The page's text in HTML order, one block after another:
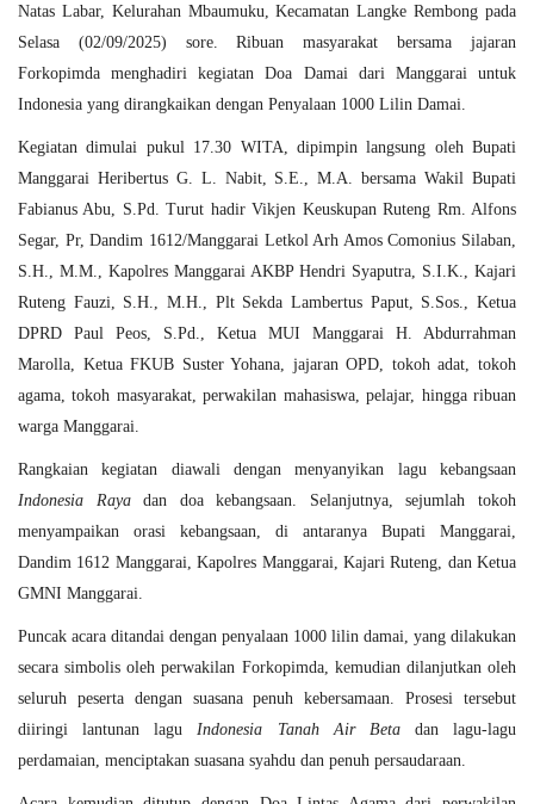
Natas Labar, Kelurahan Mbaumuku, Kecamatan Langke Rembong pada
Selasa (02/09/2025) sore. Ribuan masyarakat bersama jajaran
Forkopimda menghadiri kegiatanDoa Damai dari Manggarai untuk
Indonesia yang dirangkaikan dengan Penyalaan 1000 Lilin Damai
Kegiatan dimulai pukul 17.30 WITA, dipimpin langsung oleh Bupati
Manggarai Heribertus G. L. Nabit, S.E., M.A.
bersama Wakil Bupati
Fabianus Abu, S.Pd.
Turut hadir Vikjen Keuskupan Ruteng Rm. Alfons
Segar, Pr, Dandim 1612/Manggarai Letkol Arh Amos Comonius Silaban,
S.H., M.M.
, Kapolres Manggarai AKBP Hendri Syaputra, S.I.K.
, Kajari
Ruteng Fauzi, S.H., M.H. , Plt SekdaLambertus Paput, S.Sos.
, Ketua
DPRD Paul Peos, S.Pd. , Ketua MUI Manggarai H. Abdurrahman
Marolla , Ketua FKUB Suster Yohana , jajaran OPD, tokoh adat, tokoh
agama, tokoh masyarakat, perwakilan mahasiswa, pelajar, hingga ribuan
warga Manggarai.
Rangkaian kegiatan diawali dengan menyanyikan lagu kebangsaan
Indonesia Rayadan doa kebangsaan. Selanjutnya, sejumlah tokoh
menyampaikan orasi kebangsaan, di antaranya Bupati Manggarai,
Dandim 1612 Manggarai, Kapolres Manggarai, Kajari Ruteng, dan Ketua
GMNI Manggarai.
Puncak acara ditandai dengan penyalaan 1000 lilin damai , yang dilakukan
secara simbolis oleh perwakilan Forkopimda, kemudian dilanjutkan oleh
seluruh peserta dengan suasana penuh kebersamaan. Prosesi tersebut
diiringi lantunan lagu Indonesia Tanah Air Betadan lagu-lagu
perdamaian, menciptakan suasana syahdu dan penuh persaudaraan.